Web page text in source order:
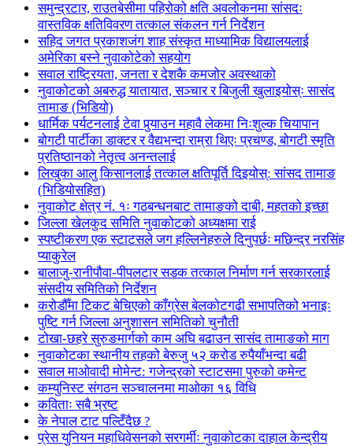
समुन्द्रटार, राउतबेसीमा पहिरोको क्षति अवलोकनमा सांसदः
वास्तविक क्षतिविवरण तत्काल संकलन गर्न निर्देशन
सहिद जगत प्रकाशजंग शाह संस्कृत माध्यामिक विद्यालयलाई
अमेरिका बस्ने नुवाकोटेको सहयोग
सवाल राष्ट्रियता, जनता र देशकै कमजोर अवस्थाको
नुवाकोटको अबरुद्ध यातायात, सञ्चार र बिजुली खुलाइयोस्ः सासंद
तामाङ (भिडियो)
धार्मिक पर्यटनलाई टेवा पुर्‍याउन महावै लेकमा निःशुल्क चियापान
बोगटी पार्टीका डाक्टर र वैद्यभन्दा राम्रा थिएः प्रचण्ड, बोगटी स्मृति
प्रतिष्ठानको नेतृत्व अनन्तलाई
लिखुका आलु किसानलाई तत्काल क्षतिपूर्ति दिइयोस्: सांसद तामाङ
(भिडियोसहित)
नुवाकोट क्षेत्र नं. १ः गठबन्धनबाट तामाङको दाबी, महतको इच्छा
जिल्ला खेलकुद समिति नुवाकोटको अध्यक्षमा राई
स्पष्टीकरण एक स्टाटसले जग हल्लिनेहरुले दिनुपर्छः मछिन्द्र नरसिंह
प्याकुरेल
बालाजु-रानीपौवा-पीपलटार सडक तत्काल निर्माण गर्न सरकारलाई
संसदीय समितिको निर्देशन
करोडौँमा टिकट बेचिएको काँग्रेस बेलकोटगढी सभापतिको भनाइः
पुष्टि गर्न जिल्ला अनुशासन समितिको चुनौती
टोखा-छहरे सुरुङमार्गको काम अघि बढाउन सासंद तामाङको माग
नुवाकोटका स्थानीय तहको बेरुजु ५२ करोड रुपैयाँभन्दा बढी
सवाल माओवादी मोमेन्ट: गजेन्द्रको स्टाटसमा पुरुको कमेन्ट
कम्युनिस्ट संगठन सञ्चालनमा माओका १६ विधि
कविताः सबै भ्रष्ट
के नेपाल टाट पल्टिँदैछ ?
प्रेस युनियन महाधिवेसनको सरगर्मीः नुवाकोटका दाहाल केन्द्रीय